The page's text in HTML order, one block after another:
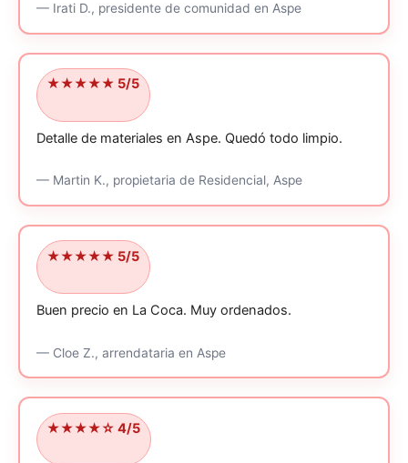
—Irati D., presidente de comunidad en Aspe
★★★★★ 5/5
Detalle de materiales en Aspe. Quedó todo limpio.
—Martin K., propietaria de Residencial, Aspe
★★★★★ 5/5
Buen precio en La Coca. Muy ordenados.
—Cloe Z., arrendataria en Aspe
★★★★☆ 4/5